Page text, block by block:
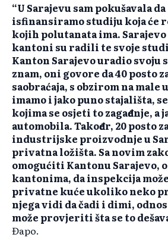
“U Sarajevu sam pokušavala da
isfinansiramo studiju koja će
kojih polutanata ima. Sarajevo
kantoni su radili te svoje
Kanton Sarajevo uradio
znam, oni govore da 40 posto
saobraćaja, s obzirom na male
imamo i jako puno stajališta,
kojima se osjeti to zagađenje, a
automobila. Također, 20 posto
industrijske proizvodnje u
privatna ložišta. Sa novim
omogućiti Kantonu Sarajevo,
kantonima, da inspekcija
privatne kuće ukoliko neko
njega vidi da čadi i dimi,
može provjeriti šta se to
Đapo.